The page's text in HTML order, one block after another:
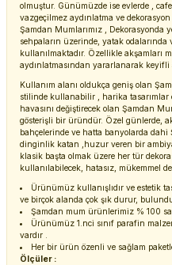
olmuştur. Günümüzde ise evlerde ,
vazgeçilmez aydınlatma ve
Şamdan Mumlarımız , Dekorasyonda
sehpaların üzerinde, yatak odalarında
kullanılmaktadır. Özellikle akşamları
aydınlatmasından yararlanarak
Kullanım alanı oldukça geniş olan
stilinde kullanabilir , harika
havasını değiştirecek olan Şamdan
gösterişli bir üründür. Özel günlerde,
bahçelerinde ve hatta banyolarda dahi
dinginlik katan ,huzur veren bir
klasik başta olmak üzere her tür
kullanılabilecek, hatasız, mükemmel
Ürünümüz kullanışlıdır ve estetik
ve birçok alanda çok şık durur,
Şamdan mum ürünlerimiz % 100
Ürünümüz 1.nci sınıf parafin
vardır .
Her bir ürün özenli ve sağlam
Ölçüler :